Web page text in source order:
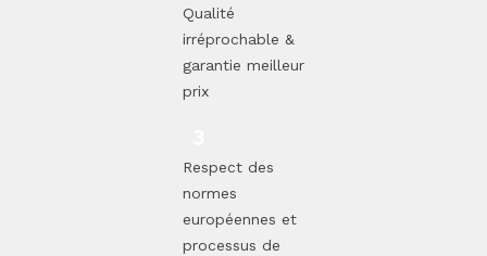
Qualité
irréprochable &
garantie meilleur
prix
Respect des
normes
européennes et
processus de